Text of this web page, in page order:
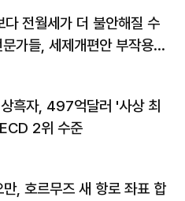
다 전월세가 더 불안해질 수
가들, 세제개편안 부작용
흑자, 497억달러 '사상 최
2위 수준
만, 호르무즈 새 항로 좌표 합